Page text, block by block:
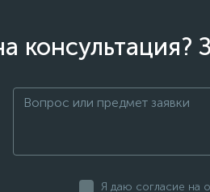
консультация?
Я даю согласие на